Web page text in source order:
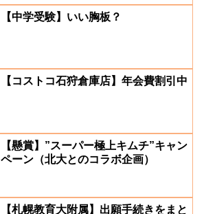
【中学受験】いい胸板？
【コストコ石狩倉庫店】年会費割引中
【懸賞】”スーパー極上キムチ”キャン
ペーン（北大とのコラボ企画）
【札幌教育大附属】出願手続きをまと